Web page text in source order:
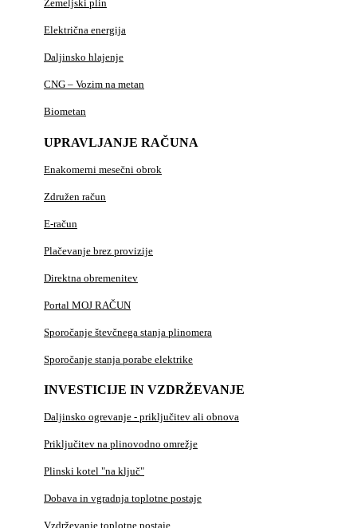
Zemeljski plin
Električna energija
Daljinsko hlajenje
CNG – Vozim na metan
Biometan
UPRAVLJANJE RAČUNA
Enakomerni mesečni obrok
Združen račun
E-račun
Plačevanje brez provizije
Direktna obremenitev
Portal MOJ RAČUN
Sporočanje števčnega stanja plinomera
Sporočanje stanja porabe elektrike
INVESTICIJE IN VZDRŽEVANJE
Daljinsko ogrevanje - priključitev ali obnova
Priključitev na plinovodno omrežje
Plinski kotel "na ključ"
Dobava in vgradnja toplotne postaje
Vzdrževanje toplotne postaje